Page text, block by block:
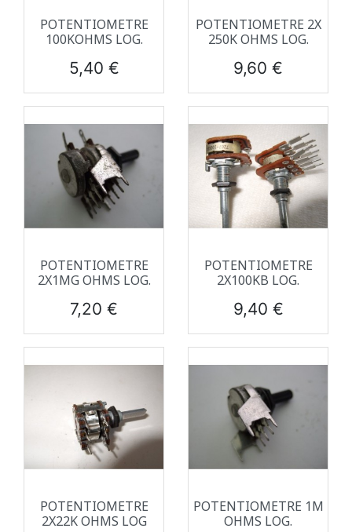
POTENTIOMETRE
100KOHMS LOG.
Prix
5,40 €
POTENTIOMETRE 2X
250K OHMS LOG.
Prix
9,60 €
POTENTIOMETRE
2X1MG OHMS LOG.
Prix
7,20 €
POTENTIOMETRE
2X100KB LOG.
Prix
9,40 €
POTENTIOMETRE
2X22K OHMS LOG
POTENTIOMETRE 1M
OHMS LOG.